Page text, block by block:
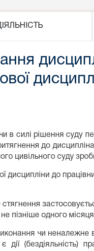
силі рішення суду
до
цивільного суду
дисципліни до
стягнення
пізніше одного
чи неналежне
дії (бездіяльність)